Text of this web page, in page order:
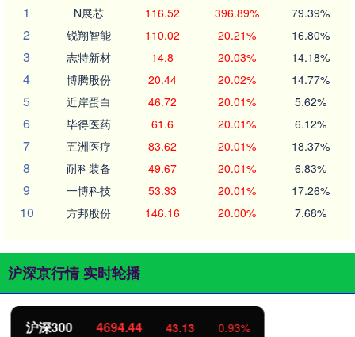
1
N展芯 116.52 396.89% 79.39%
2 锐翔智能 110.02 20.21% 16.80%
3 志特新材 14.8 20.03% 14.18%
4 博腾股份 20.44 20.02% 14.77%
5 近岸蛋白 46.72 20.01% 5.62%
6 毕得医药 61.6 20.01% 6.12%
7 五洲医疗 83.62 20.01% 18.37%
8 耐科装备 49.67 20.01% 6.83%
9 一博科技 53.33 20.01% 17.26%
10 方邦股份 146.16 20.00% 7.68%
沪深京行情 实时轮播
北证50 1134.24 11.37